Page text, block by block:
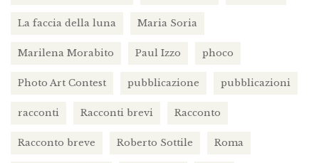
La faccia della luna Maria Soria
Marilena Morabito Paul Izzo phoco
Photo Art Contest pubblicazione pubblicazioni
racconti Racconti brevi Racconto
Racconto breve Roberto Sottile Roma